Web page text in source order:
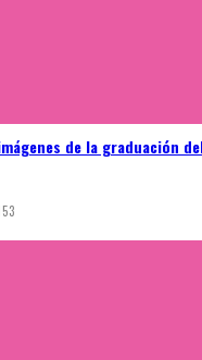
de la graduación